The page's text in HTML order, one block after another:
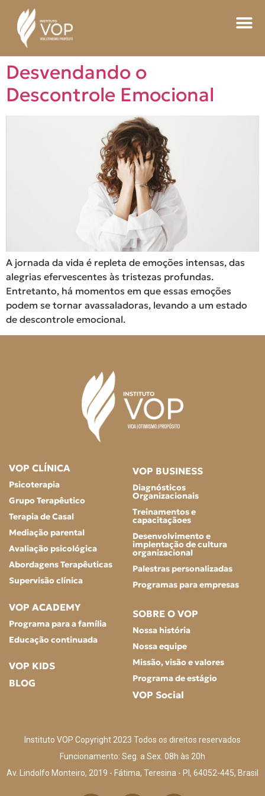
Desvendando o
Descontrole Emocional
A jornada da vida é repleta de emoções intensas, das
alegrias efervescentes às tristezas profundas.
Entretanto, há momentos em que essas emoções
podem se tornar avassaladoras, levando a um estado
de descontrole emocional.
VOP CLÍNICA
Psicoterapia
Grupo Terapêutico
Terapia de Casal
Mediação parental
Avaliação psicológica
Abordagens Terapêuticas
Supervisão clínica
VOP ACADEMY
Programa para a família
Educação continuada
VOP BUSINESS
Diagnósticos
Organizacionais
Treinamentos e
capacitaçãoes
Desenvolvimento e
implentação de cultura
organizacional
Palestras personalizadas
Programas para empresas
SOBRE O VOP
Nossa história
Nossa equipe
Missão, visão e valores
Programa de estágio
VOP Social
VOP KIDS
BLOG
Instituto VOP Copyright 2023 Todos os direitos reservados
Funcionamento: Seg. a Sex. 08h às 20h
Av. Lindolfo Monteiro, 2019 - Fátima, Teresina - PI, 64052-445, Brasil